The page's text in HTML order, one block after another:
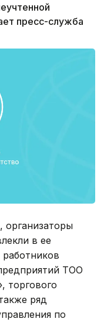
пресс-служба
организаторы
в ее
ТОО
торгового
ряд
по